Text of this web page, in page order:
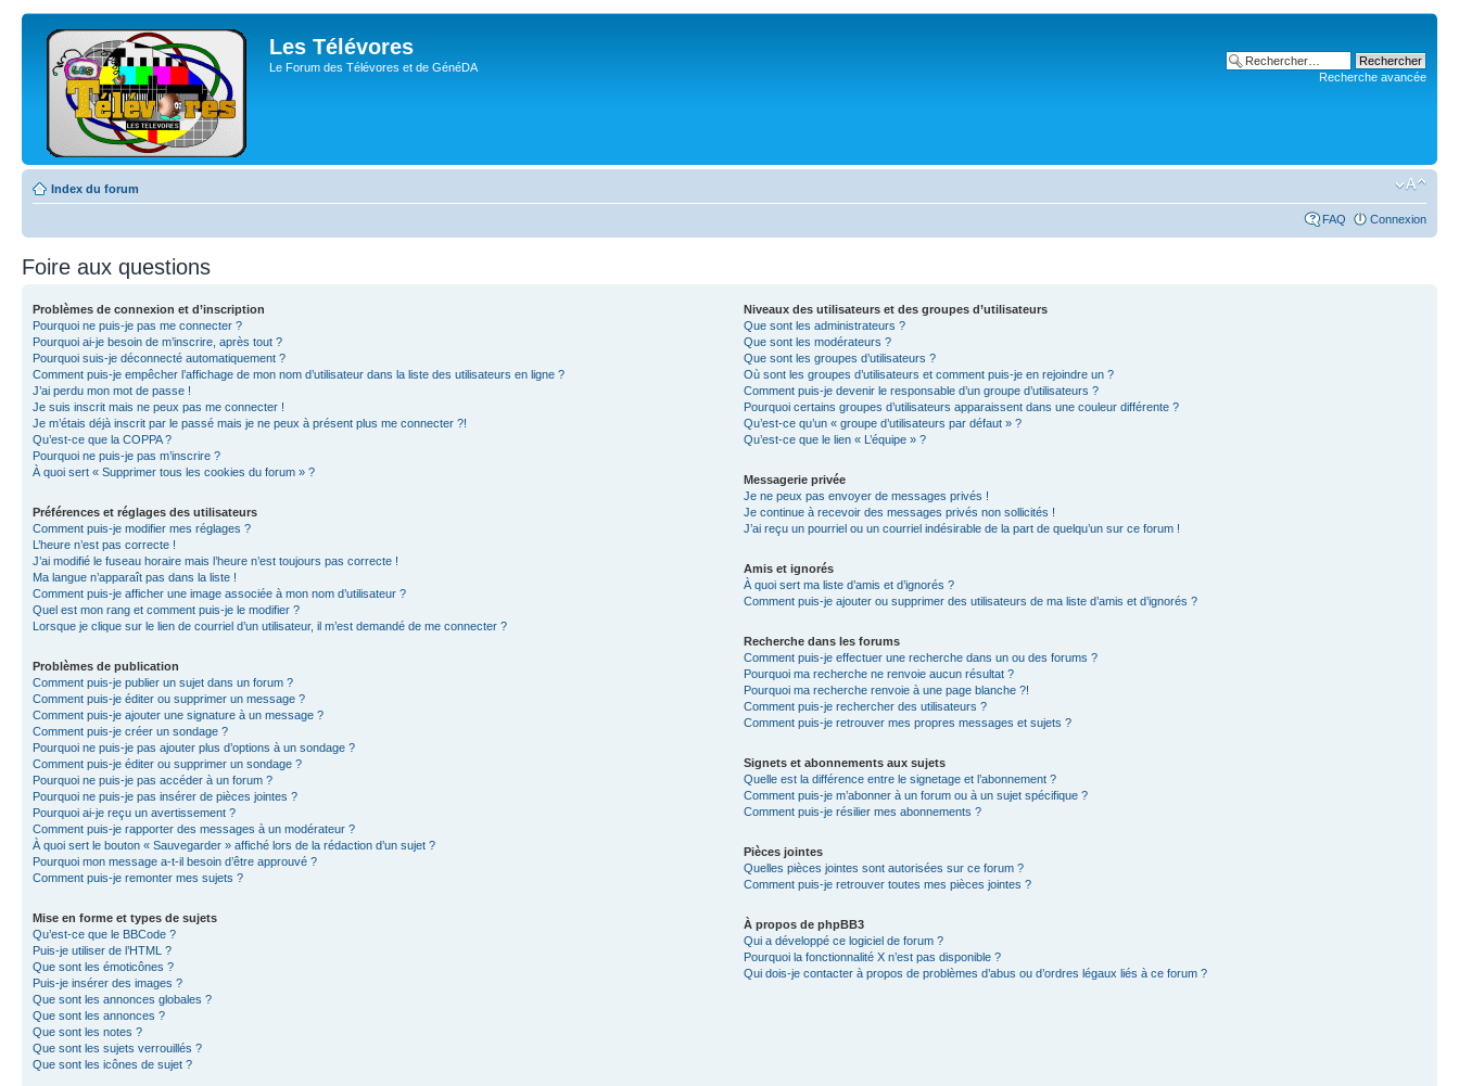
Les Télévores
Le Forum des Télévores et de GénéDA
Recherche avancée
Index du forum
FAQ Connexion
Foire aux questions
Problèmes de connexion et d’inscription
Pourquoi ne puis-je pas me connecter ?
Pourquoi ai-je besoin de m’inscrire, après tout ?
Pourquoi suis-je déconnecté automatiquement ?
Comment puis-je empêcher l’affichage de mon nom d’utilisateur dans la liste des utilisateurs en ligne ?
J’ai perdu mon mot de passe !
Je suis inscrit mais ne peux pas me connecter !
Je m’étais déjà inscrit par le passé mais je ne peux à présent plus me connecter ?!
Qu’est-ce que la COPPA ?
Pourquoi ne puis-je pas m’inscrire ?
À quoi sert « Supprimer tous les cookies du forum » ?
Préférences et réglages des utilisateurs
Comment puis-je modifier mes réglages ?
L’heure n’est pas correcte !
J’ai modifié le fuseau horaire mais l’heure n’est toujours pas correcte !
Ma langue n’apparaît pas dans la liste !
Comment puis-je afficher une image associée à mon nom d’utilisateur ?
Quel est mon rang et comment puis-je le modifier ?
Lorsque je clique sur le lien de courriel d’un utilisateur, il m’est demandé de me connecter ?
Problèmes de publication
Comment puis-je publier un sujet dans un forum ?
Comment puis-je éditer ou supprimer un message ?
Comment puis-je ajouter une signature à un message ?
Comment puis-je créer un sondage ?
Pourquoi ne puis-je pas ajouter plus d’options à un sondage ?
Comment puis-je éditer ou supprimer un sondage ?
Pourquoi ne puis-je pas accéder à un forum ?
Pourquoi ne puis-je pas insérer de pièces jointes ?
Pourquoi ai-je reçu un avertissement ?
Comment puis-je rapporter des messages à un modérateur ?
À quoi sert le bouton « Sauvegarder » affiché lors de la rédaction d’un sujet ?
Pourquoi mon message a-t-il besoin d’être approuvé ?
Comment puis-je remonter mes sujets ?
Mise en forme et types de sujets
Qu’est-ce que le BBCode ?
Puis-je utiliser de l’HTML ?
Que sont les émoticônes ?
Puis-je insérer des images ?
Que sont les annonces globales ?
Que sont les annonces ?
Que sont les notes ?
Que sont les sujets verrouillés ?
Que sont les icônes de sujet ?
Niveaux des utilisateurs et des groupes d’utilisateurs
Que sont les administrateurs ?
Que sont les modérateurs ?
Que sont les groupes d’utilisateurs ?
Où sont les groupes d’utilisateurs et comment puis-je en rejoindre un ?
Comment puis-je devenir le responsable d’un groupe d’utilisateurs ?
Pourquoi certains groupes d’utilisateurs apparaissent dans une couleur différente ?
Qu’est-ce qu’un « groupe d’utilisateurs par défaut » ?
Qu’est-ce que le lien « L’équipe » ?
Messagerie privée
Je ne peux pas envoyer de messages privés !
Je continue à recevoir des messages privés non sollicités !
J’ai reçu un pourriel ou un courriel indésirable de la part de quelqu’un sur ce forum !
Amis et ignorés
À quoi sert ma liste d’amis et d’ignorés ?
Comment puis-je ajouter ou supprimer des utilisateurs de ma liste d’amis et d’ignorés ?
Recherche dans les forums
Comment puis-je effectuer une recherche dans un ou des forums ?
Pourquoi ma recherche ne renvoie aucun résultat ?
Pourquoi ma recherche renvoie à une page blanche ?!
Comment puis-je rechercher des utilisateurs ?
Comment puis-je retrouver mes propres messages et sujets ?
Signets et abonnements aux sujets
Quelle est la différence entre le signetage et l’abonnement ?
Comment puis-je m’abonner à un forum ou à un sujet spécifique ?
Comment puis-je résilier mes abonnements ?
Pièces jointes
Quelles pièces jointes sont autorisées sur ce forum ?
Comment puis-je retrouver toutes mes pièces jointes ?
À propos de phpBB3
Qui a développé ce logiciel de forum ?
Pourquoi la fonctionnalité X n’est pas disponible ?
Qui dois-je contacter à propos de problèmes d’abus ou d’ordres légaux liés à ce forum ?